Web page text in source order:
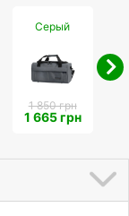
Серый
1 850 грн
1 665 грн